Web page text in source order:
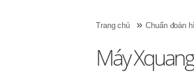
Trang chủ »Chuẩn đoán
Máy